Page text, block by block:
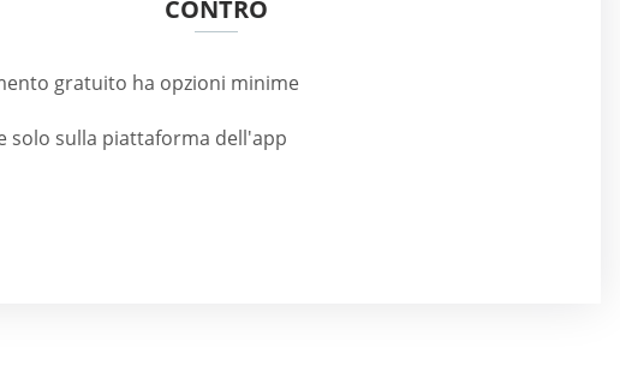
CONTRO
gratuito ha opzioni minime
solo sulla piattaforma dell'app